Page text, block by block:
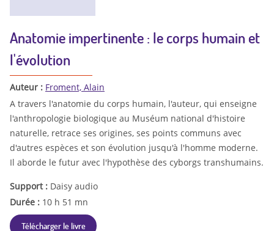
Anatomie impertinente : le corps humain et
l'évolution
Auteur : Froment, Alain
A travers l'anatomie du corps humain, l'auteur, qui enseigne
l'anthropologie biologique au Muséum national d'histoire
naturelle, retrace ses origines, ses points communs avec
d'autres espèces et son évolution jusqu'à l'homme moderne.
Il aborde le futur avec l'hypothèse des cyborgs transhumains.
Support : Daisy audio
Durée : 10 h 51 mn
Télécharger le livre